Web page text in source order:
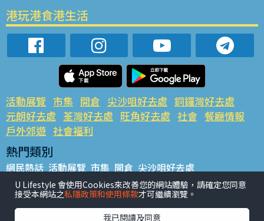
港玩港食港生活
活動展覽 市集 開倉 尖沙咀好去處 銅鑼灣好去處
元朗好去處 荃灣好去處 旺角好去處 社會 餐廳情報
戶外郊遊 社會福利
熱門類別
網民熱話 活動展覽 市集 開倉 尖沙咀好去處
銅鑼灣好去處 元朗好去處 荃灣好去處 旺角好去處 社會
餐廳情報 戶外郊遊
熱門標籤
U Lifestyle 會使用Cookies來改善您的網站體驗，請確定您同意
接受本網站之私隱政策和使用條款才可繼續瀏覽。
我已閱讀及同意